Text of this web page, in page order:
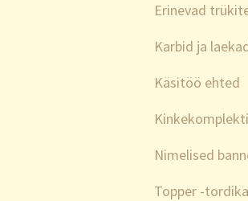
Erinevad
Karbid ja
Käsitöö ehted
Nimelised
Topper -